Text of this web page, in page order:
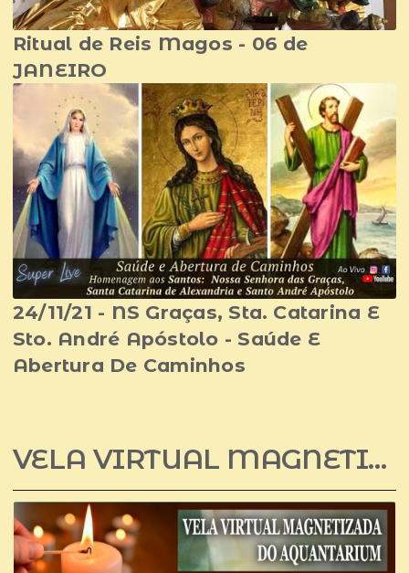
Ritual de Reis Magos - 06 de
JANEIRO
24/11/21 - NS Graças, Sta. Catarina E
Sto. André Apóstolo - Saúde E
Abertura De Caminhos
VELA VIRTUAL MAGNETIZADA